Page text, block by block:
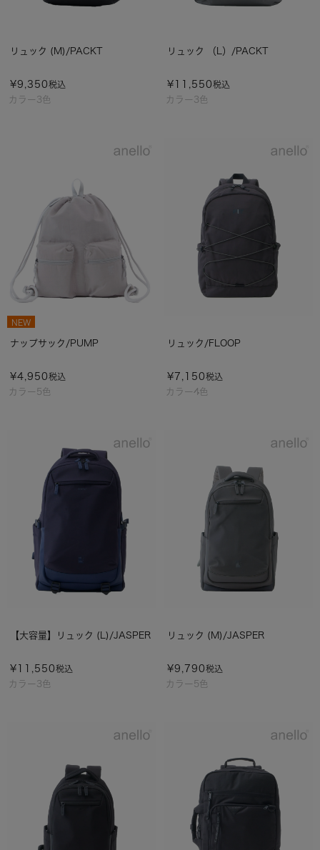
カラー3色
リュック (M)/PACKT
¥9,350税込
カラー3色
リュック （L）/PACKT
¥ 11,550税込
カラー5色
NEW
ナップサック/PUMP
¥4,950税込
カラー4色
リュック/FLOOP
¥ 7,150税込
カラー3色
【大容量】リュック (L)/JASPER
¥ 11,550税込
カラー5色
リュック (M)/JASPER
¥9,790税込